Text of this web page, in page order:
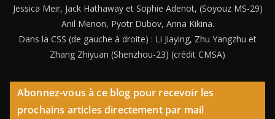
Jessica Meir, Jack Hathaway et Sophie Adenot, (Soyouz MS-29)
Anil Menon, Pyotr Dubov, Anna Kikina.
Dans la CSS (de gauche à droite) : Li Jiaying, Zhu Yangzhu et
Zhang Zhiyuan (Shenzhou-23) (crédit CMSA)
Abonnez-vous à ce blog pour recevoir les
prochains articles directement par mail